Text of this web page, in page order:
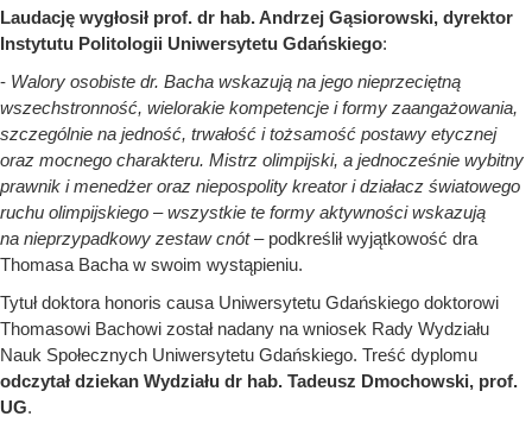
Laudację wygłosił prof. dr hab. Andrzej Gąsiorowski, dyrektor
Instytutu Politologii Uniwersytetu Gdańskiego:
- Walory osobiste dr. Bacha wskazują na jego nieprzeciętną
wszechstronność, wielorakie kompetencje i formy zaangażowania,
szczególnie na jedność, trwałość i tożsamość postawy etycznej
oraz mocnego charakteru. Mistrz olimpijski, a jednocześnie wybitny
prawnik i menedżer oraz niepospolity kreator i działacz światowego
ruchu olimpijskiego – wszystkie te formy aktywności wskazują
na nieprzypadkowy zestaw cnót– podkreślił wyjątkowość dra
Thomasa Bacha w swoim wystąpieniu.
Tytuł doktora honoris causa Uniwersytetu Gdańskiego doktorowi
Thomasowi Bachowi został nadany na wniosek Rady Wydziału
Nauk Społecznych Uniwersytetu Gdańskiego. Treść dyplomu
odczytał dziekan Wydziału dr hab. Tadeusz Dmochowski, prof.
UG.